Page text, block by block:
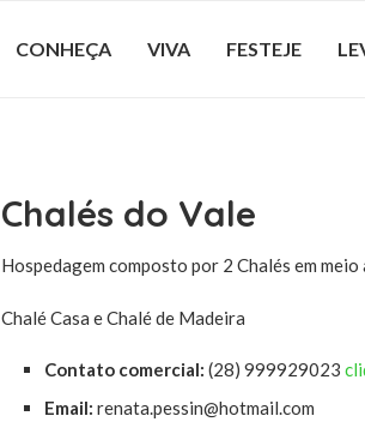
CONHEÇA VIVA FESTEJE
Chalés do Vale
Hospedagem composto por 2 Chalés em
Chalé Casa e Chalé de Madeira
Contato comercial: (28) 999929023
Email: renata.pessin@hotmail.com